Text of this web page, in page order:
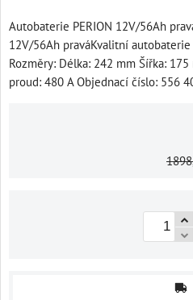
Autobaterie PERION 12V/56Ah
12V/56Ah praváKvalitní autobaterie
Rozměry: Délka: 242 mm Šířka:
proud: 480 A Objednací číslo: 556